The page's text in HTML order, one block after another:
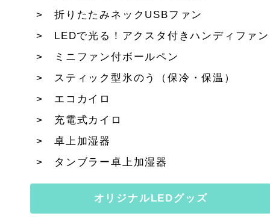
折りたたみネックUSBファン
LEDで光る！アクスタ付きハンディファン
ミニファン付ボールペン
スティック型氷のう（保冷・保温）
エコカイロ
充電式カイロ
卓上加湿器
タンブラー卓上加湿器
オリジナルLEDグッズ